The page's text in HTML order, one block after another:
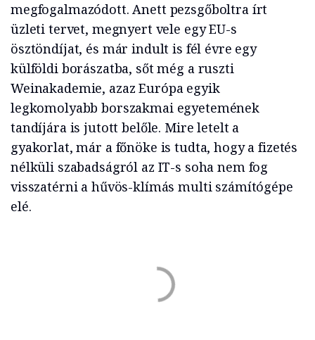
megfogalmazódott. Anett pezsgőboltra írt
üzleti tervet, megnyert vele egy EU-s
ösztöndíjat, és már indult is fél évre egy
külföldi borászatba, sőt még a ruszti
Weinakademie, azaz Európa egyik
legkomolyabb borszakmai egyetemének
tandíjára is jutott belőle. Mire letelt a
gyakorlat, már a főnöke is tudta, hogy a fizetés
nélküli szabadságról az IT-s soha nem fog
visszatérni a hűvös-klímás multi számítógépe
elé.